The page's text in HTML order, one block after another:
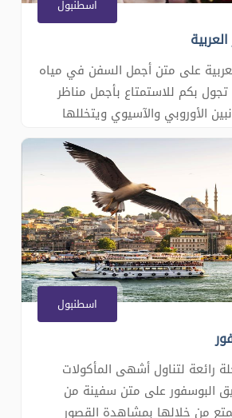
اسطنبول
على متن أجمل السفن في مياه
بكم للاستمتاع بأجمل مناظر
الأوروبي والآسيوي ويتخللها
: عشاء بوفيه مفتوح لأشهى الوجبات
. عراضة شامية وسيف وترس. مولوية
الزعيم في الحارة الشامية .
اسطنبول
رائعة لتناول أشهى المأكولات
البوسفور على متن سفينة من
من خلالها بمشاهدة القصور